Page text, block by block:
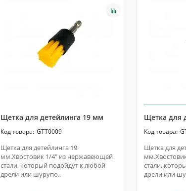
Щетка для детейлинга 19 мм
GTT0009
Щетка для детейлинга 19
мм.Хвостовик 1/4" из нержавеющей
стали, который подойдут к любой
дрели или шурупо..
Щетка для
Щетка для
стали,
дрели или